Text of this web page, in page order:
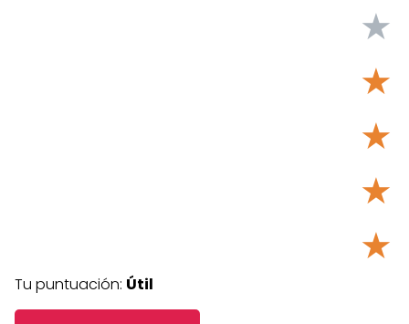
★
★
★
★
★
Tu puntuación: Útil